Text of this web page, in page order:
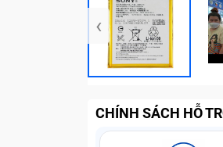
‹
CHÍNH SÁCH HỖ